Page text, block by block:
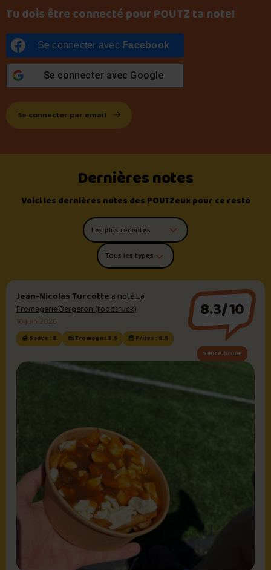
Tu dois être connecté pour POUTZ ta note!
Se connecter avec Facebook
Se connecter avec Google
Se connecter par email
Dernières notes
Voici les dernières notes des POUTZeux pour ce resto
Trier les commentaires
Filtrer par type de poutine
Jean-Nicolas Turcottea notéLa
Fromagerie Bergeron (foodtruck)
10 juin 2026
🍯 Sauce : 8 🧀 Fromage : 8.5 🍟 Frites : 8.5
8.3/10
Sauce brune